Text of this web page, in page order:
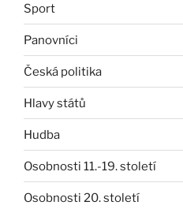
Sport
Panovníci
Česká politika
Hlavy států
Hudba
Osobnosti 11.-19. století
Osobnosti 20. století